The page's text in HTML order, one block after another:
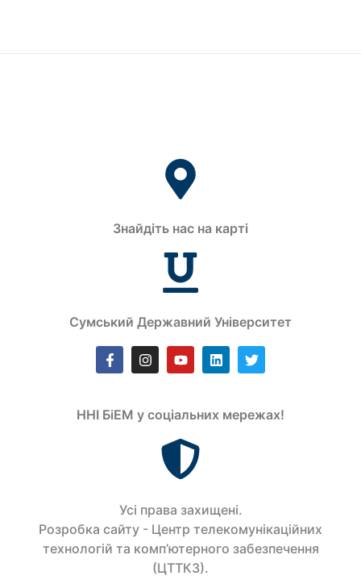
Знайдіть нас на карті
Сумський Державний Університет
ННІ БіЕМ у соціальних мережах!
Усi права захищенi.
Розробка сайту - Центр телекомунікаційних
технологій та комп’ютерного забезпечення
(ЦТТКЗ).